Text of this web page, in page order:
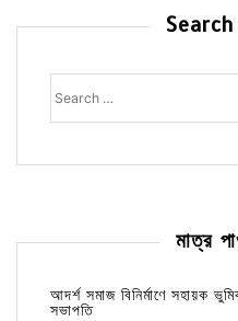
Search
for:
মাত্র
আদর্শ সমাজ বিনির্মাণে সহায়ক
সভাপতি